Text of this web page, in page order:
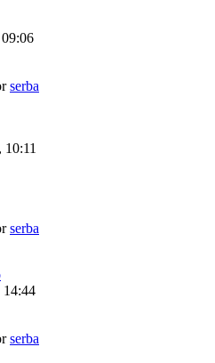
serba
serba
14:44
serba